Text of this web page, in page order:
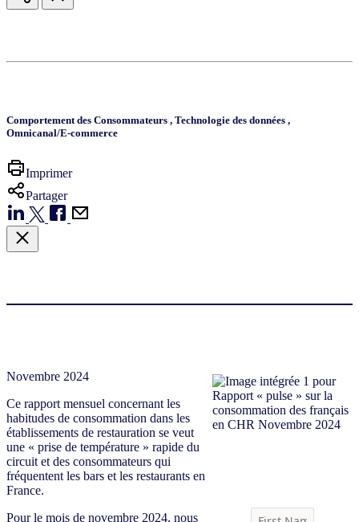
Comportement des Consommateurs , Technologie des données ,
Omnicanal/E-commerce
Imprimer
Partager
Novembre 2024
Ce rapport mensuel concernant les
habitudes de consommation dans les
établissements de restauration se veut
une « prise de température » rapide du
circuit et des consommateurs qui
fréquentent les bars et les restaurants en
France.
Pour le mois de novembre 2024, nous